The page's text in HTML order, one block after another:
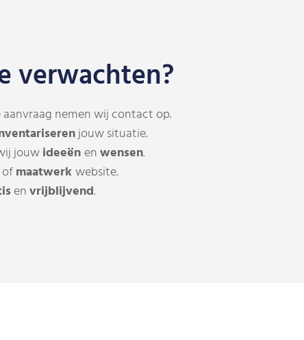
verwachten?
aanvraag nemen wij contact op.
jouw situatie.
jouwideeënenwensen.
ofmaatwerkwebsite.
envrijblijvend.